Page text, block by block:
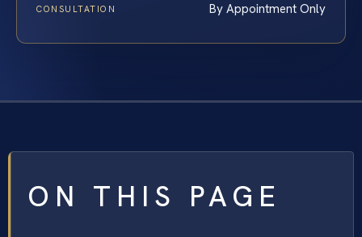
CONSULTATION By Appointment Only
ON THIS PAGE